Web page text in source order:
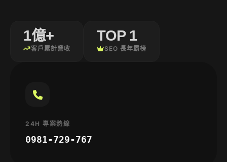
1億+
客戶累計營收
TOP 1
SEO 長年霸榜
24H 專案熱線
0981-729-767